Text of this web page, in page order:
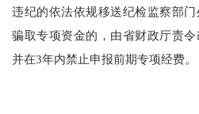
违纪的依法依规移送纪检监察部门
骗取专项资金的，由省财政厅责令
并在3年内禁止申报前期专项经费。